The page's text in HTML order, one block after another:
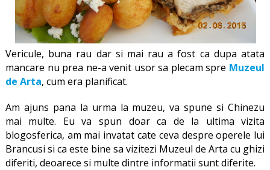
Vericule, buna rau dar si mai rau a fost ca dupa atata
mancare nu prea ne-a venit usor sa plecam spre Muzeul
de Arta, cum era planificat.
Am ajuns pana la urma la muzeu, va spune si Chinezu
mai multe. Eu va spun doar ca de la ultima vizita
blogosferica, am mai invatat cate ceva despre operele lui
Brancusi si ca este bine sa vizitezi Muzeul de Arta cu ghizi
diferiti, deoarece si multe dintre informatii sunt diferite.